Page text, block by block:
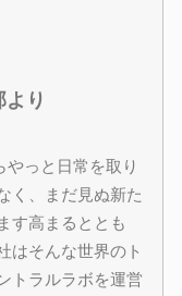
り
っと日常を取り
く、まだ見ぬ新た
す高まるととも
はそんな世界のト
トラルラボを運営